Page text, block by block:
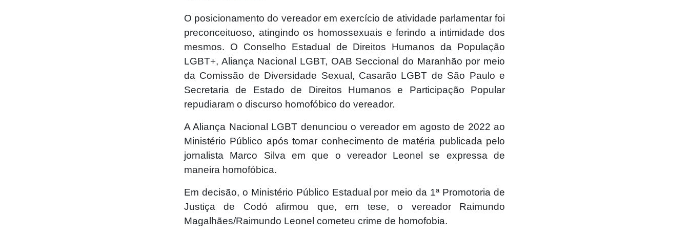
O posicionamento do vereador em exercício de atividade parlamentar foi
preconceituoso, atingindo os homossexuais e ferindo a intimidade dos
mesmos. O Conselho Estadual de Direitos Humanos da População
LGBT+, Aliança Nacional LGBT, OAB Seccional do Maranhão por meio
da Comissão de Diversidade Sexual, Casarão LGBT de São Paulo e
Secretaria de Estado de Direitos Humanos e Participação Popular
repudiaram o discurso homofóbico do vereador.
A Aliança Nacional LGBT denunciou o vereador em agosto de 2022 ao
Ministério Público após tomar conhecimento de matéria publicada pelo
jornalista Marco Silva em que o vereador Leonel se expressa de
maneira homofóbica.
Em decisão, o Ministério Público Estadual por meio da 1ª Promotoria de
Justiça de Codó afirmou que, em tese, o vereador Raimundo
Magalhães/Raimundo Leonel cometeu crime de homofobia.